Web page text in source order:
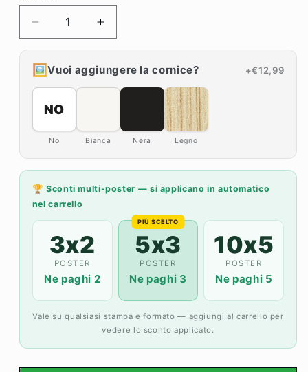
Diminuisci
quantità
MAZZONE
⭐️
EDIZIONE
LIMITATA
solo
🔟
ESEMPLARI
numerati
⭐️
Aumenta
quantità
MAZZONE
⭐️
LIMITATA
solo
🔟
ESEMPLARI
numerati
🖼️Vuoi aggiungere la cornice? +€12,99
NO
No Bianca Nera Legno
🏆 Sconti multi-poster — si applicano in automatico
nel carrello
3x2
POSTER
Ne paghi 2
PIÙ SCELTO
5x3
POSTER
Ne paghi 3
10x5
POSTER
Ne paghi 5
Vale su qualsiasi stampa e formato — aggiungi al carrello per
vedere lo sconto applicato.